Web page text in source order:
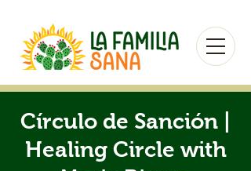
Círculo de Sanción |
Healing Circle with